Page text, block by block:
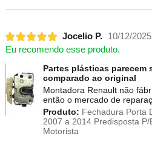
Jocelio P.
10/12/2025
Eu recomendo esse produto.
Partes plásticas parecem
comparado ao original
Montadora Renault não
então o mercado de
Produto: Fechadura Porta
2007 a 2014 Predisposta
Motorista